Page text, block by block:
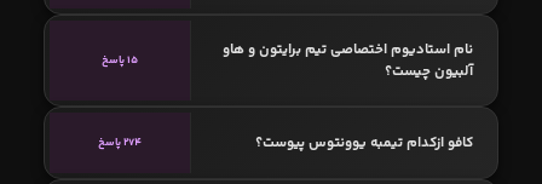
نام استادیوم اختصاصی تیم برایتون و هاو
آلبیون چیست؟
15 پاسخ
کافو ازکدام تیمبه یوونتوس پیوست؟ 274 پاسخ